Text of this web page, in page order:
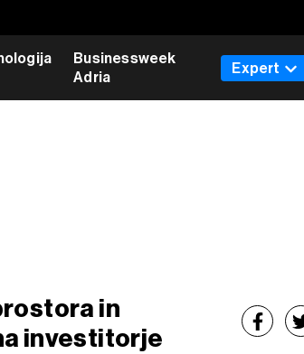
Businessweek
Adria
Expert
in
investitorje